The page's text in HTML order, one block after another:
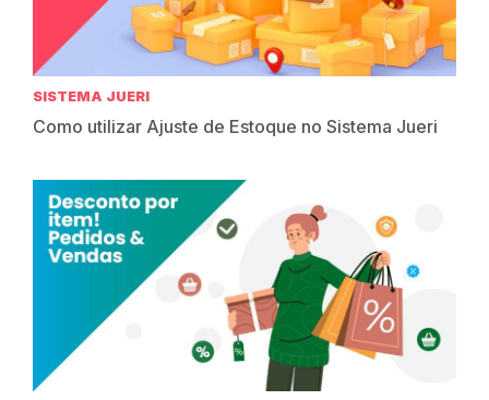
SISTEMA JUERI
Como utilizar Ajuste de Estoque no Sistema Jueri